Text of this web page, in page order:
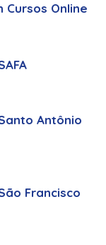
Online
Antônio
Francisco